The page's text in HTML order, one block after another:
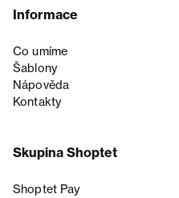
Informace
Co umíme
Šablony
Nápověda
Kontakty
Skupina Shoptet
Shoptet Pay